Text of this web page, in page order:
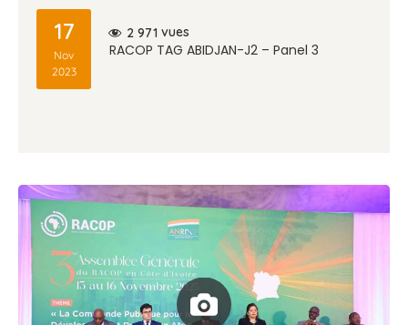
2 971 vues
17
Nov
2023
RACOP TAG ABIDJAN-J2 – Panel 3